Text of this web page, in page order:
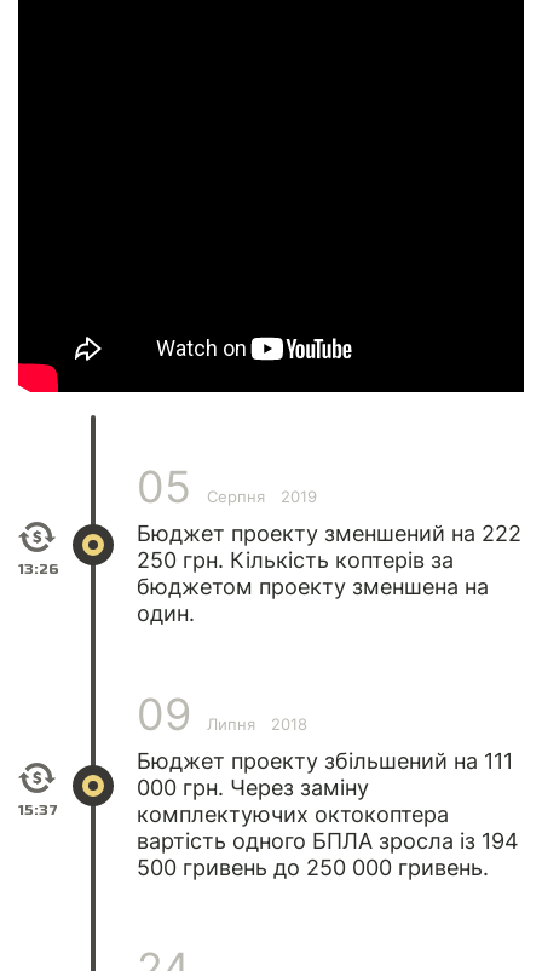
13:26
05 Серпня 2019
Бюджет проекту зменшений на 222
250 грн. Кількість коптерів за
бюджетом проекту зменшена на
один.
15:37
09 Липня 2018
Бюджет проекту збільшений на 111
000 грн. Через заміну
комплектуючих октокоптера
вартість одного БПЛА зросла із 194
500 гривень до 250 000 гривень.